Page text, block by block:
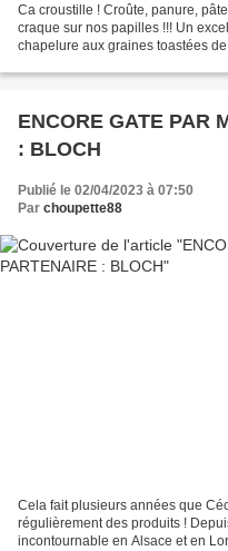
Ca croustille ! Croûte, panure,
craque sur nos papilles !!! Un
chapelure aux graines toastées
ENCORE GATE PAR
: BLOCH
Publié le 02/04/2023 à 07:50
Par choupette88
Cela fait plusieurs années que
régulièrement des produits !
incontournable en Alsace et en